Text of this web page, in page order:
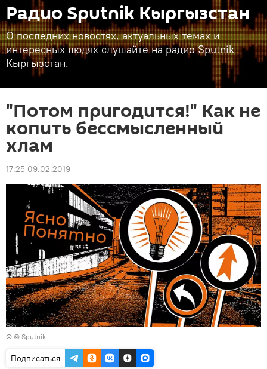
Радио Sputnik Кыргызстан
О последних новостях, актуальных темах и
интересных людях слушайте на радио Sputnik
Кыргызстан.
"Потом пригодится!" Как не
копить бессмысленный
хлам
17:25 09.02.2019
© © Sputnik
Подписаться